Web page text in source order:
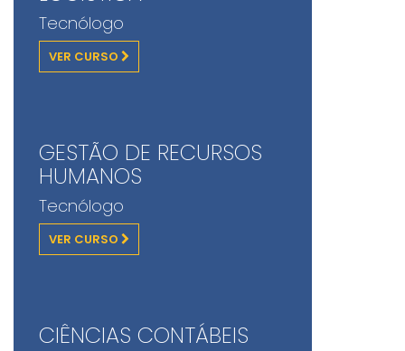
Tecnólogo
VER CURSO
GESTÃO DE RECURSOS
HUMANOS
Tecnólogo
VER CURSO
CIÊNCIAS CONTÁBEIS